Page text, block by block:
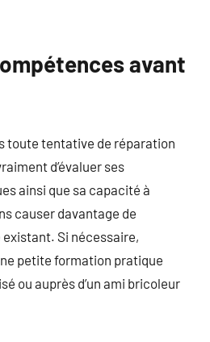
avant
toute tentative de réparation
d’évaluer ses
ainsi que sa capacité à
causer davantage de
Si nécessaire,
petite formation pratique
ou auprès d’un ami bricoleur